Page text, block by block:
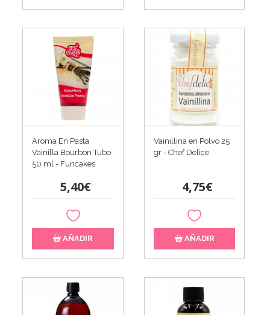
Aroma En Pasta
Vainilla Bourbon Tubo
50 ml - Funcakes
5,40€
AÑADIR
Vainillina en Polvo 25
gr - Chef Delice
4,75€
AÑADIR